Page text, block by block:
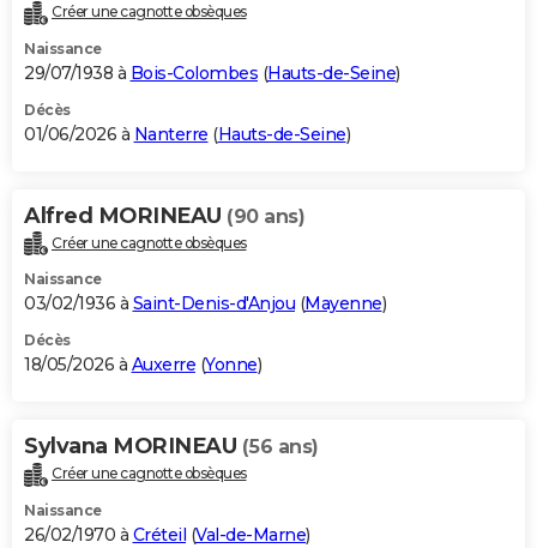
Créer une cagnotte obsèques
Naissance
29/07/1938 à Bois-Colombes (Hauts-de-Seine)
Décès
01/06/2026 à Nanterre (Hauts-de-Seine)
Alfred MORINEAU (90 ans)
Créer une cagnotte obsèques
Naissance
03/02/1936 à Saint-Denis-d'Anjou (Mayenne)
Décès
18/05/2026 à Auxerre (Yonne)
Sylvana MORINEAU (56 ans)
Créer une cagnotte obsèques
Naissance
26/02/1970 à Créteil (Val-de-Marne)